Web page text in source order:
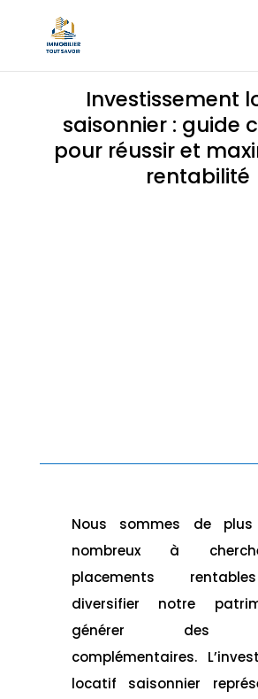
Investissement
saisonnier : guide
pour réussir et
rentabilité
Nous sommes de
nombreux à
placements
diversifier notre
générer des
complémentaires.
locatif saisonnier